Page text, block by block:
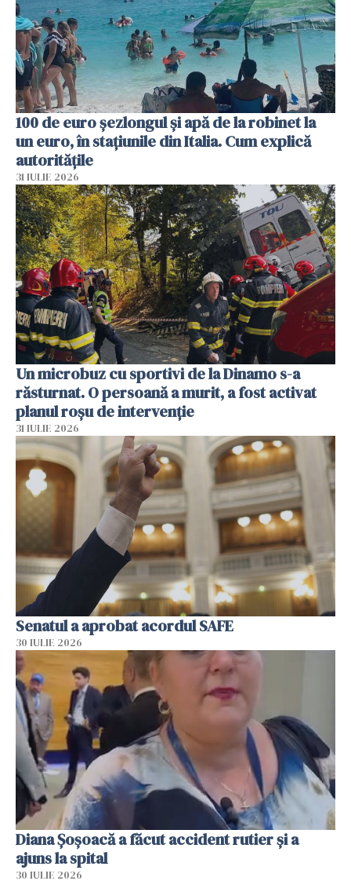
100 de euro șezlongul și apă de la robinet la
un euro, în stațiunile din Italia. Cum explică
autoritățile
31 IULIE 2026
Un microbuz cu sportivi de la Dinamo s-a
răsturnat. O persoană a murit, a fost activat
planul roșu de intervenție
31 IULIE 2026
Senatul a aprobat acordul SAFE
30 IULIE 2026
Diana Șoșoacă a făcut accident rutier și a
ajuns la spital
30 IULIE 2026